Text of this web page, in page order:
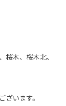
木、桜木北、
ざいます。